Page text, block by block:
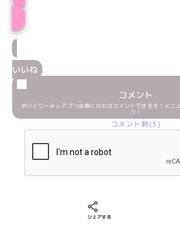
いいね
コメント
めいどりーみんアプリ会員になればコメントできます！メニ
ク！
コメント数(3)
シェアする